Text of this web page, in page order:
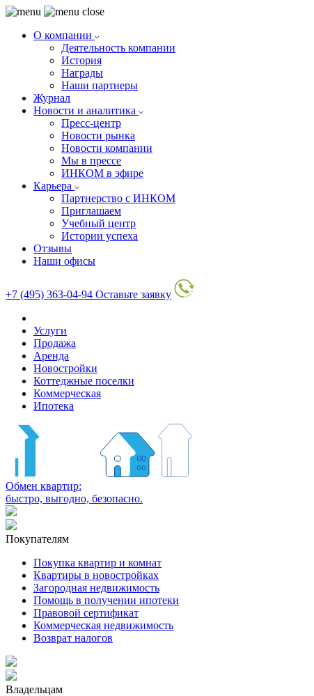
О компании
Деятельность компании
История
Награды
Наши партнеры
Журнал
Новости и аналитика
Пресс-центр
Новости рынка
Новости компании
Мы в прессе
ИНКОМ в эфире
Карьера
Партнерство с ИНКОМ
Приглашаем
Учебный центр
Истории успеха
Отзывы
Наши офисы
+7 (495) 363-04-94 Оставьте заявку
Услуги
Продажа
Аренда
Новостройки
Коттеджные поселки
Коммерческая
Ипотека
Обмен квартир:
быстро, выгодно, безопасно.
Покупателям
Покупка квартир и комнат
Квартиры в новостройках
Загородная недвижимость
Помощь в получении ипотеки
Правовой сертификат
Коммерческая недвижимость
Возврат налогов
Владельцам